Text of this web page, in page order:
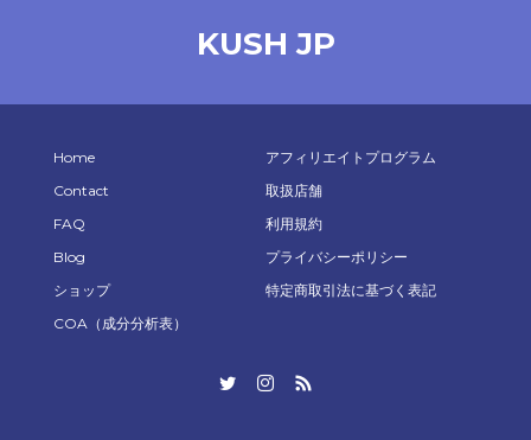
KUSH JP
Home
Contact
FAQ
Blog
ショップ
COA（成分分析表）
アフィリエイトプログラム
取扱店舗
利用規約
プライバシーポリシー
特定商取引法に基づく表記